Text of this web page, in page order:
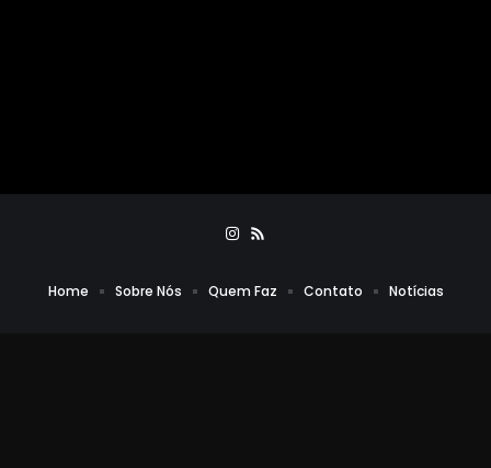
Home Sobre Nós Quem Faz Contato Notícias